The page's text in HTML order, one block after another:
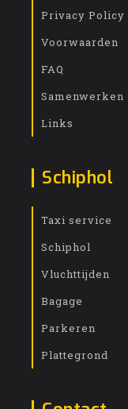
Privacy Policy
Voorwaarden
FAQ
Samenwerken
Links
Schiphol
Taxi service
Schiphol
Vluchttijden
Bagage
Parkeren
Plattegrond